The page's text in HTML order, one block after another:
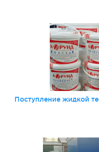
Поступление жидкой